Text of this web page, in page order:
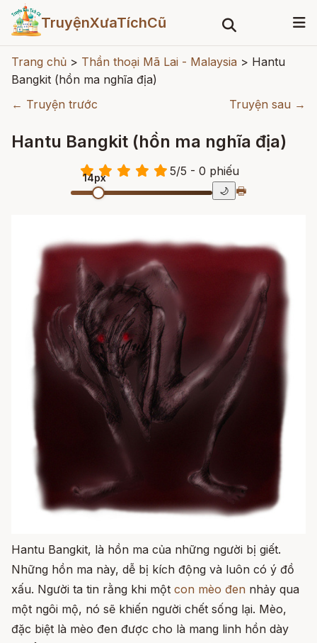
TruyệnXưaTíchCũ
Trang chủ > Thần thoại Mã Lai - Malaysia > Hantu
Bangkit (hồn ma nghĩa địa)
← Truyện trước
Truyện sau →
Hantu Bangkit (hồn ma nghĩa địa)
5/5 - 0 phiếu
14px
🌙 🖶
Hantu Bangkit, là hồn ma của những người bị giết.
Những hồn ma này, dễ bị kích động và luôn có ý đồ
xấu. Người ta tin rằng khi một con mèo đen nhảy qua
một ngôi mộ, nó sẽ khiến người chết sống lại. Mèo,
đặc biệt là mèo đen được cho là mang linh hồn dày